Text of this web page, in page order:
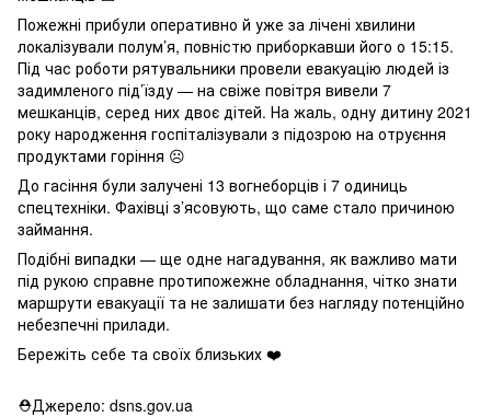
Пожежні прибули оперативно й уже за лічені хвилини
локалізували полум’я, повністю приборкавши його о 15:15.
Під час роботи рятувальники провели евакуацію людей із
задимленого під’їзду — на свіже повітря вивели 7
мешканців, серед них двоє дітей. На жаль, одну дитину 2021
року народження госпіталізували з підозрою на отруєння
продуктами горіння ☹️
До гасіння були залучені 13 вогнеборців і 7 одиниць
спецтехніки. Фахівці з’ясовують, що саме стало причиною
займання.
Подібні випадки — ще одне нагадування, як важливо мати
під рукою справне протипожежне обладнання, чітко знати
маршрути евакуації та не залишати без нагляду потенційно
небезпечні прилади.
Бережіть себе та своїх близьких ❤️
⛑Джерело: dsns.gov.ua